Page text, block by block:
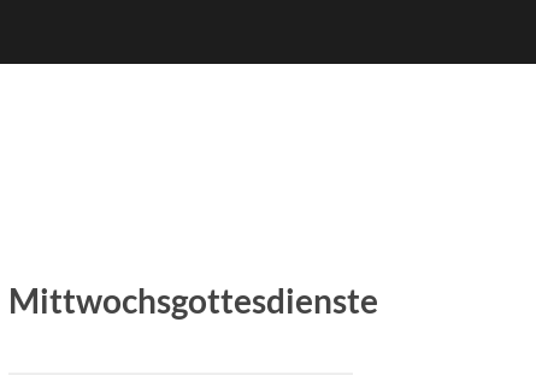
Mittwochsgottesdienste